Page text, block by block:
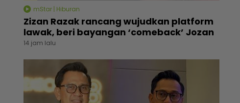
mStar | Hiburan
Zizan Razak rancang wujudkan platform
lawak, beri bayangan ‘comeback’ Jozan
14 jam lalu